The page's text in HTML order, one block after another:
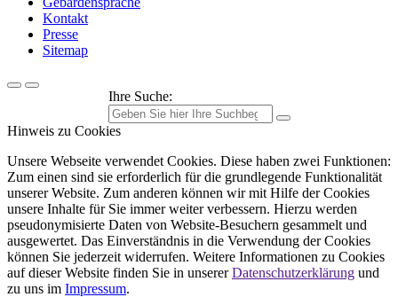
Kontakt
Presse
Sitemap
Ihre Suche:
Hinweis zu Cookies
Unsere Webseite verwendet Cookies. Diese haben zwei Funktionen:
Zum einen sind sie erforderlich für die grundlegende Funktionalität
unserer Website. Zum anderen können wir mit Hilfe der Cookies
unsere Inhalte für Sie immer weiter verbessern. Hierzu werden
pseudonymisierte Daten von Website-Besuchern gesammelt und
ausgewertet. Das Einverständnis in die Verwendung der Cookies
können Sie jederzeit widerrufen. Weitere Informationen zu Cookies
auf dieser Website finden Sie in unsererDatenschutzerklärung und
zu uns im Impressum.